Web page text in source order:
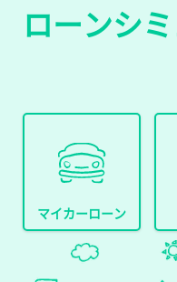
ローンシ
マイカーローン